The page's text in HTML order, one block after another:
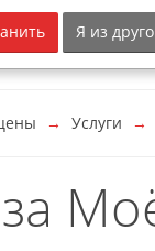
ФОТОКНИГИ
Услуги
Я из